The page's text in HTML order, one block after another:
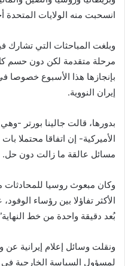
انسحبت منه الولايات المتحدة
وبلغت المباحثات التي تشارك
مرحلة متقدمة لكن دون حسم
بإنجازها هذا الأسبوع
إيران النووية.
بدورها، قالت جالينا بورتر -
الأميركية- إن اتفاقا محتملا
مسائل عالقة ما زالت دون حل.
وكان مبعوث روسيا للمحادثات
الأكثر تفاؤلا بين رؤساء
بُعد دقيقة واحدة من خط
ونقلت وسائل إعلام إيرانية عن
لمسؤول السياسة الخارجية في